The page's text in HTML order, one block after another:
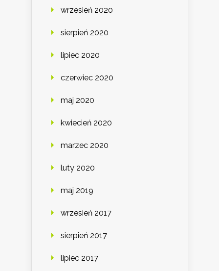
wrzesień 2020
sierpień 2020
lipiec 2020
czerwiec 2020
maj 2020
kwiecień 2020
marzec 2020
luty 2020
maj 2019
wrzesień 2017
sierpień 2017
lipiec 2017